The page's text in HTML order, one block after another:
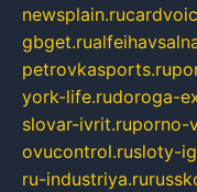
newsplain.ru
gbget.ru
petrovkasports.ru
york-life.rudoroga-
slovar-ivrit.ruporno-
ovucontrol.rusloty-
ru-industriya.ru